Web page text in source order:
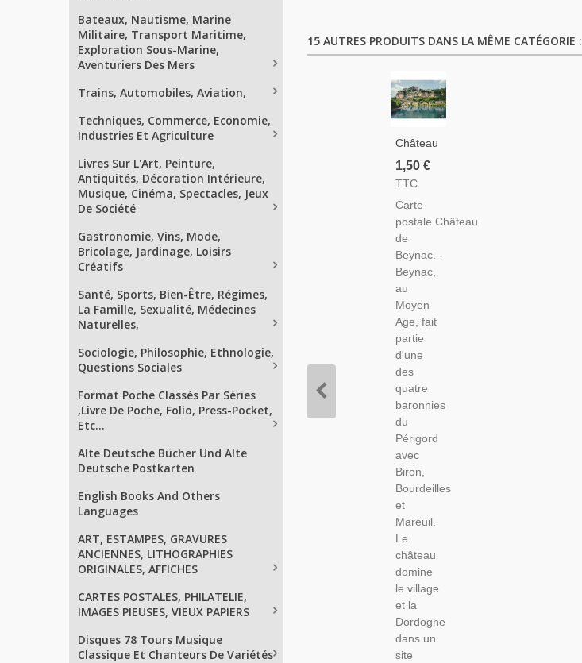
Bateaux, Nautisme, Marine
Militaire, Transport Maritime,
Exploration Sous-Marine,
Aventuriers Des Mers
Trains, Automobiles, Aviation,
Techniques, Commerce, Economie,
Industries Et Agriculture
Livres Sur L'Art, Peinture,
Antiquités, Décoration Intérieure,
Musique, Cinéma, Spectacles, Jeux
De Société
Gastronomie, Vins, Mode,
Bricolage, Jardinage, Loisirs
Créatifs
Santé, Sports, Bien-Être, Régimes,
La Famille, Sexualité, Médecines
Naturelles,
Sociologie, Philosophie, Ethnologie,
Questions Sociales
Format Poche Classés Par Séries
,Livre De Poche, Folio, Press-Pocket,
Etc...
Alte Deutsche Bücher Und Alte
Deutsche Postkarten
English Books And Others
Languages
ART, ESTAMPES, GRAVURES
ANCIENNES, LITHOGRAPHIES
ORIGINALES, AFFICHES
CARTES POSTALES, PHILATELIE,
IMAGES PIEUSES, VIEUX PAPIERS
Disques 78 Tours Musique
Classique Et Chanteurs De Variétés
15 AUTRES PRODUITS DANS LA MÊME CATÉGORIE :
Château
De
Beynac -
Postale
Département
24
Dordogne,
Châteaux
1,50 €
TTC
Carte
postale Château
de
Beynac. -
Beynac,
au
Moyen
Age, fait
partie
d'une
des
quatre
baronnies
du
Périgord
avec
Biron,
Bourdeilles
et
Mareuil.
Le
château
domine
le village
et la
Dordogne
dans un
site